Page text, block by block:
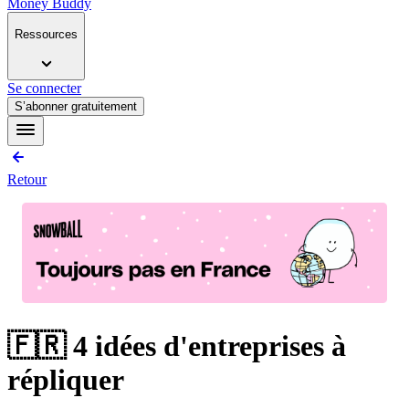
Money Buddy
Ressources
Se connecter
S’abonner gratuitement
Retour
🇫🇷 4 idées d'entreprises à
répliquer